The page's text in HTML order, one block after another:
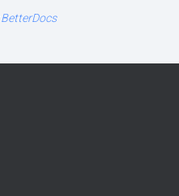
BetterDocs